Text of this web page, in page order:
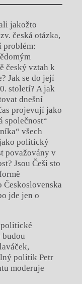
jakožto
česká otázka,
problém:
český vztah k
Jak se do její
století? A jak
dnešní
projevují jako
společnost“
všech
politický
považovány v
Jsou Češi sto
jde jen o
politik Petr
moderuje